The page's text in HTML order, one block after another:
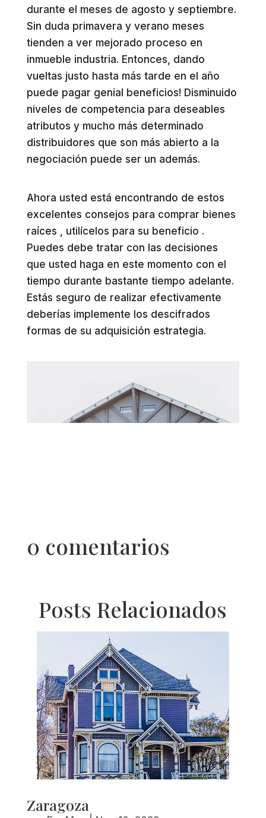
durante el meses de agosto y septiembre.
Sin duda primavera y verano meses
tienden a ver mejorado proceso en
inmueble industria. Entonces, dando
vueltas justo hasta más tarde en el año
puede pagar genial beneficios! Disminuido
niveles de competencia para deseables
atributos y mucho más determinado
distribuidores que son más abierto a la
negociación puede ser un además.
Ahora usted está encontrando de estos
excelentes consejos para comprar bienes
raíces , utilícelos para su beneficio .
Puedes debe tratar con las decisiones
que usted haga en este momento con el
tiempo durante bastante tiempo adelante.
Estás seguro de realizar efectivamente
deberías implemente los descifrados
formas de su adquisición estrategia.
0 comentarios
Posts Relacionados
Zaragoza